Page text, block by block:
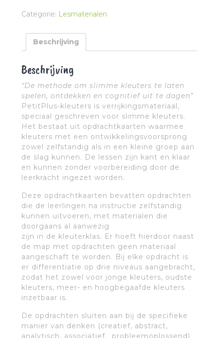
Categorie: Lesmaterialen
Beschrijving
Beschrijving
“De methode om slimme kleuters te laten
spelen, ontdekken en cognitief uit te dagen”
PetitPlus-kleuters is verrijkingsmateriaal,
speciaal geschreven voor slimme kleuters.
Het bestaat uit opdrachtkaarten waarmee
kleuters met een ontwikkelingsvoorsprong
zowel zelfstandig als in een kleine groep aan
de slag kunnen. De lessen zijn kant en klaar
en kunnen zonder voorbereiding door de
leerkracht ingezet worden.
Deze opdrachtkaarten bevatten opdrachten
die de leerlingen na instructie zelfstandig
kunnen uitvoeren, met materialen die
doorgaans al aanwezig
zijn in de kleuterklas. Er hoeft hierdoor naast
de map met opdrachten geen materiaal
aangeschaft te worden. Bij elke opdracht is
er differentiatie op drie niveaus aangebracht,
zodat het zowel voor jonge kleuters, oudste
kleuters, meer- en hoogbegaafde kleuters
inzetbaar is.
De opdrachten sluiten aan bij de specifieke
manier van denken (creatief, abstract,
analytisch, associatief, probleemoplossend)